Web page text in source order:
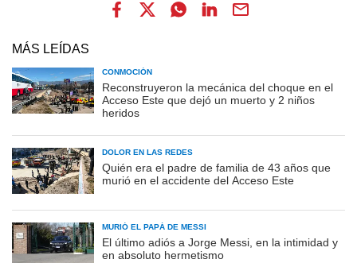
MÁS LEÍDAS
CONMOCIÓN
Reconstruyeron la mecánica del choque en el
Acceso Este que dejó un muerto y 2 niños
heridos
DOLOR EN LAS REDES
Quién era el padre de familia de 43 años que
murió en el accidente del Acceso Este
MURIÓ EL PAPÁ DE MESSI
El último adiós a Jorge Messi, en la intimidad y
en absoluto hermetismo